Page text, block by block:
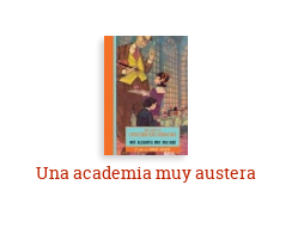
Una academia muy austera